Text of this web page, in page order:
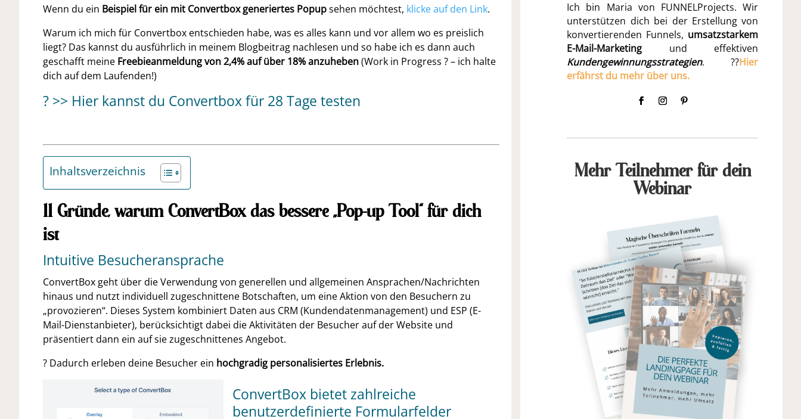
Wenn du ein Beispiel für ein mit Convertbox generiertes Popupsehen möchtest, klicke auf den Link.
Warum ich mich für Convertbox entschieden habe, was es alles kann und vor allem wo es preislich
liegt? Das kannst du ausführlich in meinem Blogbeitrag nachlesen und so habe ich es dann auch
geschafft meine Freebieanmeldung von 2,4% auf über 18% anzuheben(Work in Progress ? – ich halte
dich auf dem Laufenden!)
? >> Hier kannst du Convertbox für 28 Tage testen
Inhaltsverzeichnis
11 Gründe, warum ConvertBox das bessere „Pop-up Tool“ für dich
ist
Intuitive Besucheransprache
ConvertBox geht über die Verwendung von generellen und allgemeinen Ansprachen/Nachrichten
hinaus und nutzt individuell zugeschnittene Botschaften, um eine Aktion von den Besuchern zu
„provozieren“. Dieses System kombiniert Daten aus CRM (Kundendatenmanagement) und ESP (E-
Mail-Dienstanbieter), berücksichtigt dabei die Aktivitäten der Besucher auf der Website und
präsentiert dann ein auf sie zugeschnittenes Angebot.
? Dadurch erleben deine Besucher ein hochgradig personalisiertes Erlebnis.
ConvertBox bietet zahlreiche
benutzerdefinierte Formularfelder
Ich bin Maria von FUNNELProjects. Wir
unterstützen dich bei der Erstellung von
konvertierenden Funnels, umsatzstarkem
E-Mail-Marketing und effektiven
Kundengewinnungsstrategien. ??Hier
erfährst du mehr über uns.
Mehr Teilnehmer für dein
Webinar